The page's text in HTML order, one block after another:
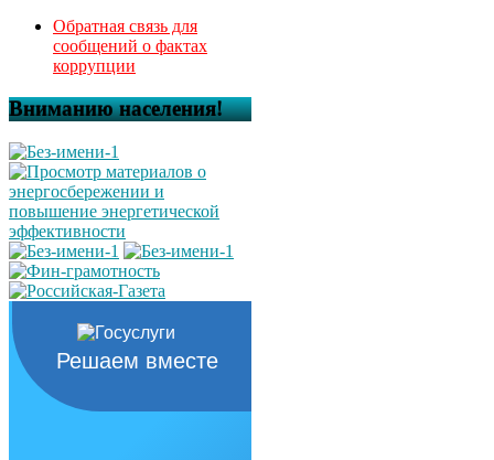
Обратная связь для
сообщений о фактах
коррупции
Вниманию населения!
Решаем вместе